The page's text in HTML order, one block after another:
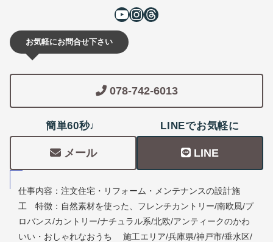
お気軽にお問合せ下さい
078-742-6013
簡単60秒♩
メール
LINEでお気軽に
LINE
仕事内容：注文住宅・リフォーム・メンテナンスの設計施
工 特徴：自然素材を使った、フレンチカントリー/南欧風/プ
ロバンス/カントリー/ナチュラル系/北欧/アンティークのかわ
いい・おしゃれなおうち 施工エリア/兵庫県/神戸市/垂水区/